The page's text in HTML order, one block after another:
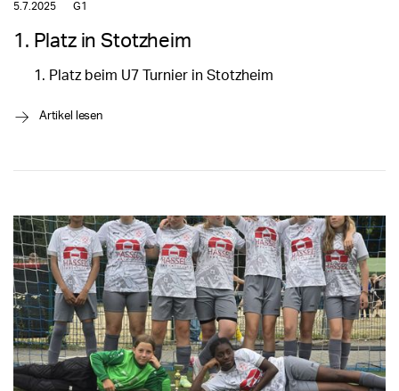
5.7.2025 G1
1. Platz in Stotzheim
Platz beim U7 Turnier in Stotzheim
→ Artikel lesen